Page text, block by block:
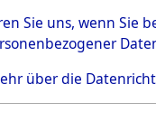
Sie uns, wenn Sie
über die